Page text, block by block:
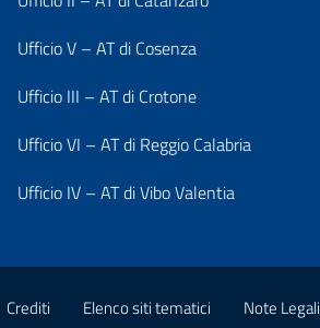
Ufficio V – AT di Cosenza
Ufficio III – AT di Crotone
Ufficio VI – AT di Reggio Calabria
Ufficio IV – AT di Vibo Valentia
Crediti Elenco siti tematici Note Legali